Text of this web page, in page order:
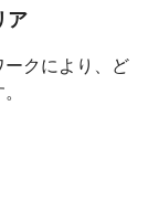
ア
クにより、ど